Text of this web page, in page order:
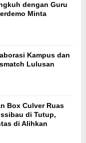
dengan Guru
Minta
Kampus dan
Lulusan
Box Culver Ruas
di Tutup,
di Alihkan